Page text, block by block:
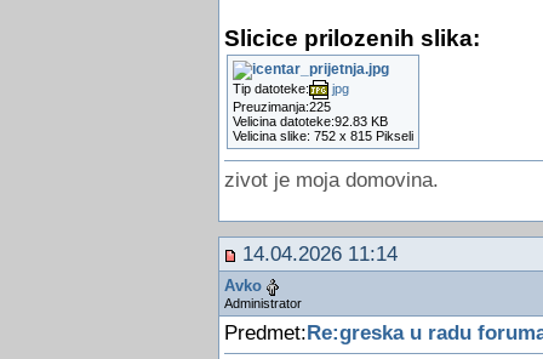
Slicice prilozenih slika:
Tip datoteke:
jpg
Preuzimanja:225
Velicina datoteke:92.83 KB
Velicina slike: 752 x 815 Pikseli
zivot je moja domovina.
14.04.2026 11:14
Avko
Administrator
Predmet:Re:greska u radu